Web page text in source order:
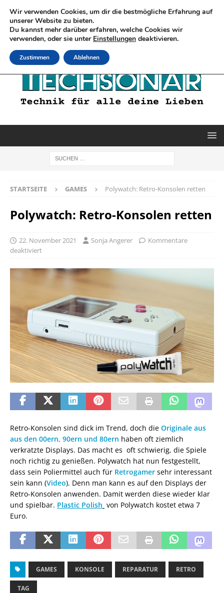
STARTSEITE GAMES Polywatch: Retro-Konsolen retten
Polywatch: Retro-Konsolen retten
22. November 2021 Sonja Angerer
Kommentare
deaktiviert
Retro-Konsolen sind dick im Trend, doch die Originale aus
aus den 00ern, 90ern und 80ern haben oft ziemlich
verkratzte Displays. Das macht es oft schwierig, die Spiele
noch richtig zu genießen. Polywatch hat nun festgestellt,
dass sein Poliermittel auch für Retrogamer sehr interessant
sein kann (Video). Denn man kann es auf den Displays der
Retro-Konsolen anwenden. Damit werden diese wieder klar
und spielbar. Plastic Polish von Polywatch kostet etwa 7
Euro.
GAMES KONSOLE REPARATUR RETRO
TAG
Wir verwenden Cookies, um dir die bestmögliche Erfahrung auf
unserer Website zu bieten.
Du kannst mehr darüber erfahren, welche Cookies wir
verwenden, oder sie unter Einstellungen deaktivieren.
Zustimmen Ablehnen